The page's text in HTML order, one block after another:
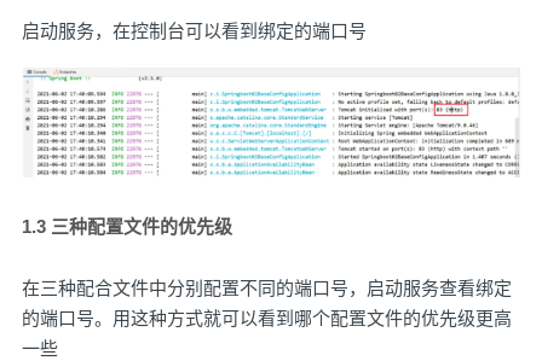
启动服务，在控制台可以看到绑定的端口号
1.3 三种配置文件的优先级
在三种配合文件中分别配置不同的端口号，启动服务查看绑定
的端口号。用这种方式就可以看到哪个配置文件的优先级更高
一些